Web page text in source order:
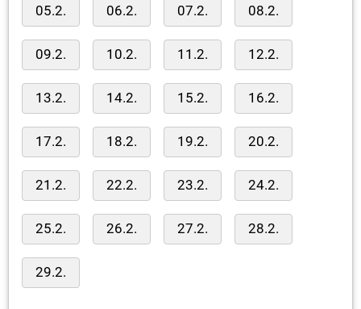
05.2. 06.2. 07.2. 08.2.
09.2. 10.2. 11.2. 12.2.
13.2. 14.2. 15.2. 16.2.
17.2. 18.2. 19.2. 20.2.
21.2. 22.2. 23.2. 24.2.
25.2. 26.2. 27.2. 28.2.
29.2.